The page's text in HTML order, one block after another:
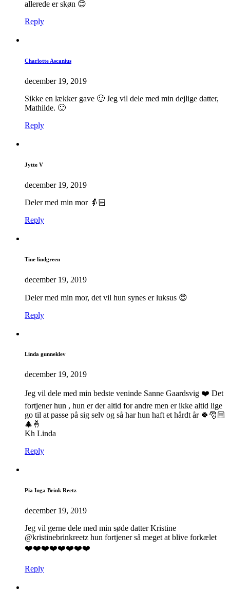
allerede er skøn 😊
Reply
Charlotte Ascanius
december 19, 2019
Sikke en lækker gave 🙂 Jeg vil dele med min dejlige datter,
Mathilde. 🙂
Reply
Jytte V
december 19, 2019
Deler med min mor 👵🏻
Reply
Tine lindgreen
december 19, 2019
Deler med min mor, det vil hun synes er luksus 😍
Reply
Linda gunneklev
december 19, 2019
Jeg vil dele med min bedste veninde Sanne Gaardsvig ❤️ Det
fortjener hun , hun er der altid for andre men er ikke altid lige
go til at passe på sig selv og så har hun haft et hårdt år 🍀🎅🏼
🎄🤞
Kh Linda
Reply
Pia Inga Brink Reetz
december 19, 2019
Jeg vil gerne dele med min søde datter Kristine
@kristinebrinkreetz hun fortjener så meget at blive forkælet
❤️❤️❤️❤️❤️❤️❤️❤️
Reply